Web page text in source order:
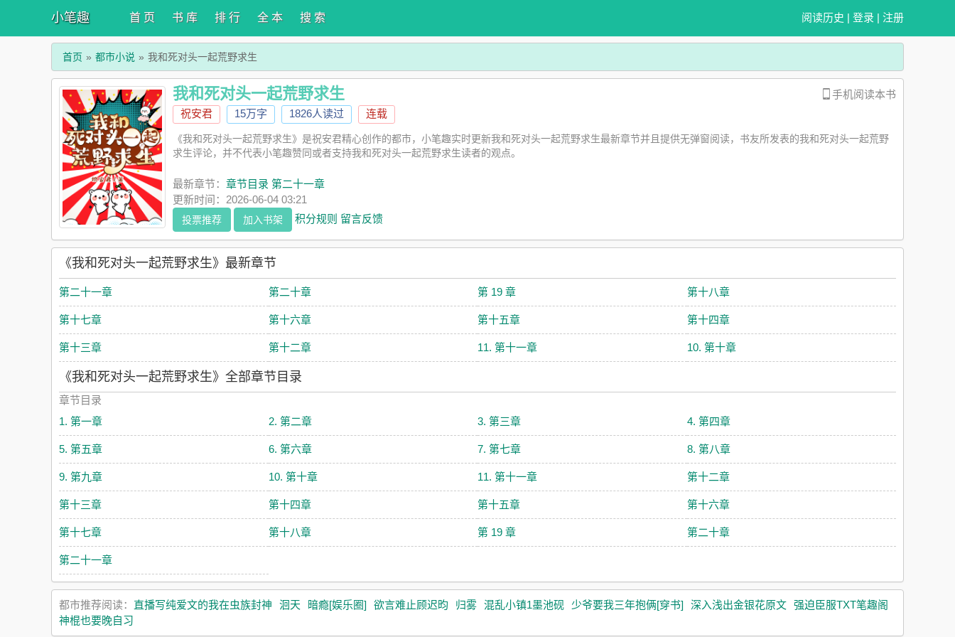
小笔趣 阅读历史 | 登录 | 注册
首 页 书 库 排 行 全 本 搜 索
首页 都市小说 我和死对头一起荒野求生
手机阅读本书
我和死对头一起荒野求生
祝安君 15万字 1826人读过 连载
《我和死对头一起荒野求生》是祝安君精心创作的都市，小笔趣实时更新我和死对头一起荒野求生最新章节并且提供无弹窗阅读，书友所发表的我和死对头一起荒野
求生评论，并不代表小笔趣赞同或者支持我和死对头一起荒野求生读者的观点。
最新章节： 章节目录 第二十一章
更新时间：2026-06-04 03:21
投票推荐 加入书架 积分规则 留言反馈
《我和死对头一起荒野求生》最新章节
第二十一章 第二十章 第 19 章 第十八章
第十七章 第十六章 第十五章 第十四章
第十三章 第十二章 11. 第十一章 10. 第十章
《我和死对头一起荒野求生》全部章节目录
章节目录
1. 第一章
2. 第二章 3. 第三章 4. 第四章
5. 第五章 6. 第六章 7. 第七章 8. 第八章
9. 第九章 10. 第十章 11. 第十一章 第十二章
第十三章 第十四章 第十五章 第十六章
第十七章 第十八章 第 19 章 第二十章
第二十一章
都市推荐阅读： 直播写纯爱文的我在虫族封神 洄天 暗瘾[娱乐圈] 欲言难止顾迟昀 归雾 混乱小镇1墨池砚 少爷要我三年抱俩[穿书] 深入浅出金银花原文 强迫臣服TXT笔趣阁
神棍也要晚自习